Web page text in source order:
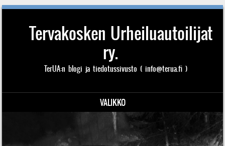
Tervakosken Urheiluautoilijat
ry.
TerUA:n blogi ja tiedotussivusto ( info@terua.fi )
VALIKKO